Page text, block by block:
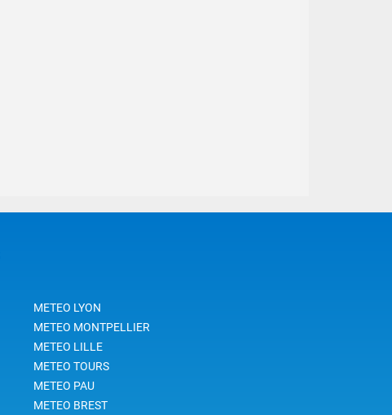
METEO LYON
METEO MONTPELLIER
METEO LILLE
METEO TOURS
METEO PAU
METEO BREST